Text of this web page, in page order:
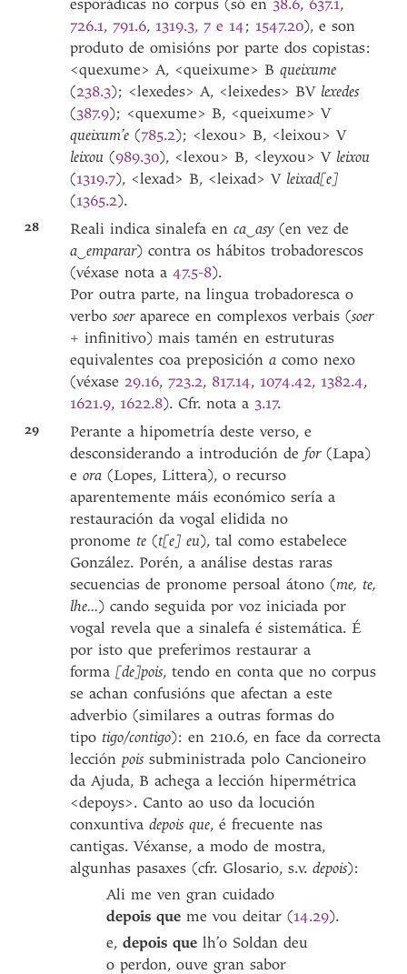
esporádicas no corpus (só en 38.6, 637.1,
726.1,791.6, 1319.3, 7 e 14; 1547.20), e son
produto de omisións por parte dos copistas:
<quexume> A, <queixume> Bqueixume
(238.3); <lexedes> A, <leixedes> BV lexedes
(387.9); <quexume> B, <queixume> V
queixum’e(785.2); <lexou> B, <leixou> V
leixou (989.30), <lexou> B, <leyxou> V leixou
(1319.7), <lexad> B, <leixad> V leixad[e]
(1365.2).
28 Reali indica sinalefa enca‿asy(en vez de
a‿emparar) contra os hábitos trobadorescos
(véxase nota a47.5-8).
Por outra parte, na lingua trobadoresca o
verbosoeraparece en complexos verbais (soer
+ infinitivo) mais tamén en estruturas
equivalentes coa preposicióna como nexo
(véxase 29.16,723.2, 817.14, 1074.42, 1382.4,
1621.9, 1622.8). Cfr. nota a 3.17.
29
Perante a hipometría deste verso, e
desconsiderando a introdución defor(Lapa)
eora (Lopes, Littera), o recurso
aparentemente máis económico sería a
restauración da vogal elidida no
pronomete (t[e] eu), tal como estabelece
González. Porén, a análise destas raras
secuencias de pronome persoal átono (me, te,
lhe...) cando seguida por voz iniciada por
vogal revela que a sinalefa é sistemática. É
por isto que preferimos restaurar a
forma[de]pois, tendo en conta que no corpus
se achan confusións que afectan a este
adverbio (similares a outras formas do
tipotigo/contigo): en 210.6, en face da correcta
lecciónpoissubministrada polo Cancioneiro
da Ajuda, B achega a lección hipermétrica
<depoys>. Canto ao uso da locución
conxuntivadepois que, é frecuente nas
cantigas. Véxanse, a modo de mostra,
algunhas pasaxes (cfr. Glosario, s.v.depois):
Ali me ven gran cuidado
depois que me vou deitar (14.29).
e,depois que lh’o Soldan deu
o perdon, ouve gran sabor